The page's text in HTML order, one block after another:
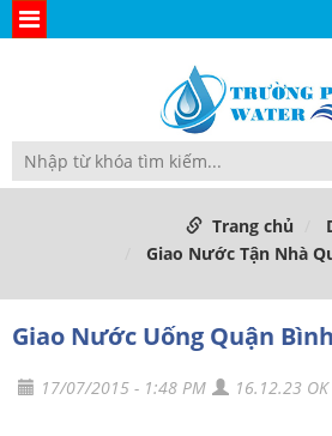
Trang chủ
Giao Nước Tận Nhà
Giao Nước Uống Quận
17/07/2015 - 1:48 PM 16.12.23 OK